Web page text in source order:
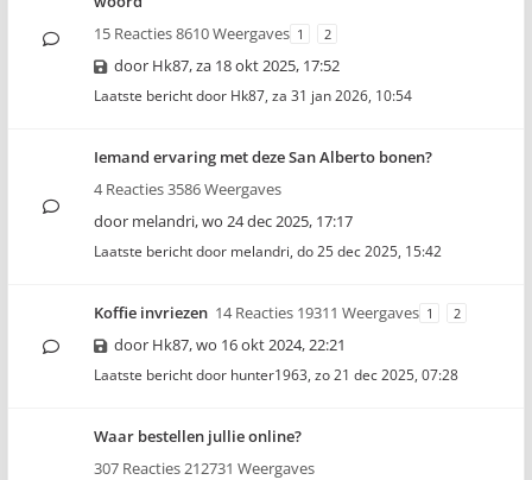
15 Reacties 8610 Weergaves 1 2
door Hk87,za 18 okt 2025, 17:52
Laatste bericht door Hk87, za 31 jan 2026, 10:54
Iemand ervaring met deze San Alberto bonen?
4 Reacties 3586 Weergaves
door melandri,wo 24 dec 2025, 17:17
Laatste bericht door melandri, do 25 dec 2025, 15:42
Koffie invriezen 14 Reacties 19311 Weergaves 1 2
door Hk87,wo 16 okt 2024, 22:21
Laatste bericht door hunter1963, zo 21 dec 2025, 07:28
Waar bestellen jullie online?
307 Reacties 212731 Weergaves